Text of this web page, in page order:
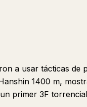
a usar tácticas de
1400 m,
primer 3F